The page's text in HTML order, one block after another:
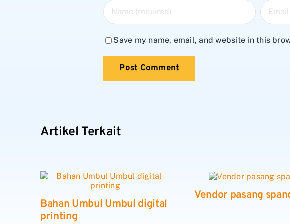
Save my name, email, and website in this
Artikel Terkait
Bahan Umbul Umbul digital
printing
Vendor pasang